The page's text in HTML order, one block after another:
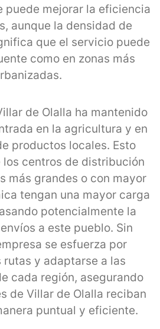
puede mejorar la eficiencia
aunque la densidad de
que el servicio puede
como en zonas más
de Olalla ha mantenido
en la agricultura y en
productos locales. Esto
los centros de distribución
más grandes o con mayor
tengan una mayor carga
potencialmente la
a este pueblo. Sin
se esfuerza por
rutas y adaptarse a las
cada región, asegurando
de Villar de Olalla reciban
puntual y eficiente.